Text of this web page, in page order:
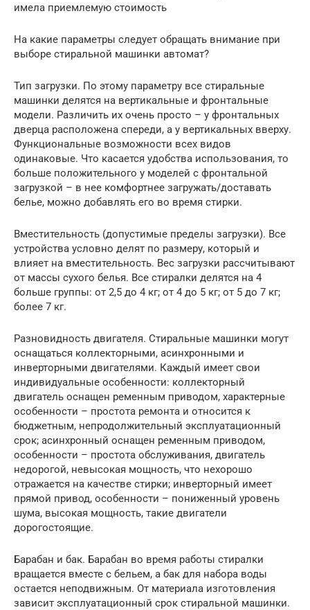
имела приемлемую стоимость
На какие параметры следует обращать внимание при
выборе стиральной машинки автомат?
Тип загрузки. По этому параметру все стиральные
машинки делятся на вертикальные и фронтальные
модели. Различить их очень просто – у фронтальных
дверца расположена спереди, а у вертикальных вверху.
Функциональные возможности всех видов
одинаковые. Что касается удобства использования, то
больше положительного у моделей с фронтальной
загрузкой – в нее комфортнее загружать/доставать
белье, можно добавлять его во время стирки.
Вместительность (допустимые пределы загрузки). Все
устройства условно делят по размеру, который и
влияет на вместительность. Вес загрузки рассчитывают
от массы сухого белья. Все стиралки делятся на 4
больше группы: от 2,5 до 4 кг; от 4 до 5 кг; от 5 до 7 кг;
более 7 кг.
Разновидность двигателя. Стиральные машинки могут
оснащаться коллекторными, асинхронными и
инверторными двигателями. Каждый имеет свои
индивидуальные особенности: коллекторный
двигатель оснащен ременным приводом, характерные
особенности – простота ремонта и относится к
бюджетным, непродолжительный эксплуатационный
срок; асинхронный оснащен ременным приводом,
особенности – простота обслуживания, двигатель
недорогой, невысокая мощность, что нехорошо
отражается на качестве стирки; инверторный имеет
прямой привод, особенности – пониженный уровень
шума, высокая мощность, такие двигатели
дорогостоящие.
Барабан и бак. Барабан во время работы стиралки
вращается вместе с бельем, а бак для набора воды
остается неподвижным. От материала изготовления
зависит эксплуатационный срок стиральной машинки.